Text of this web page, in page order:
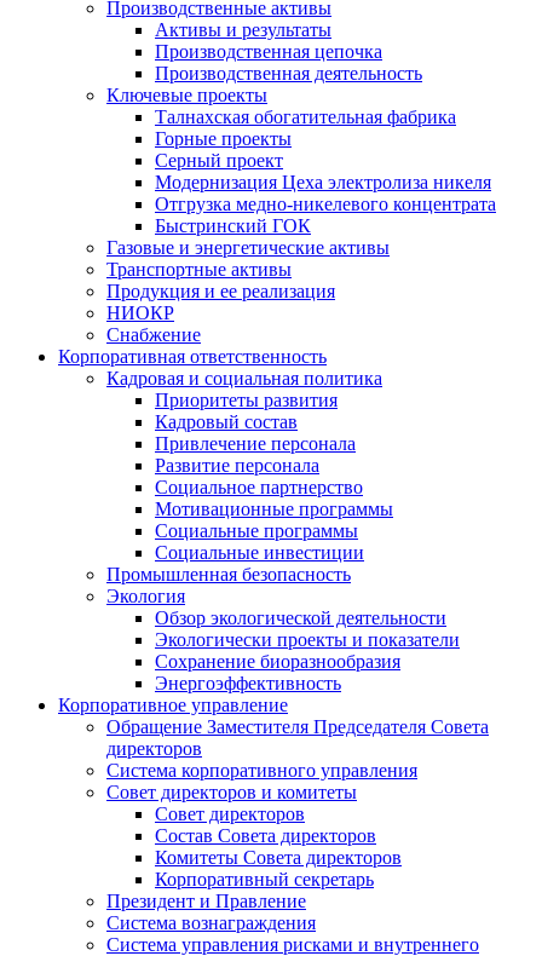
Производственные активы
Активы и результаты
Производственная цепочка
Производственная деятельность
Ключевые проекты
Талнахская обогатительная фабрика
Горные проекты
Серный проект
Модернизация Цеха электролиза никеля
Отгрузка медно-никелевого концентрата
Быстринский ГОК
Газовые и энергетические активы
Транспортные активы
Продукция и ее реализация
НИОКР
Снабжение
Корпоративная ответственность
Кадровая и социальная политика
Приоритеты развития
Кадровый состав
Привлечение персонала
Развитие персонала
Социальное партнерство
Мотивационные программы
Социальные программы
Социальные инвестиции
Промышленная безопасность
Экология
Обзор экологической деятельности
Экологически проекты и показатели
Сохранение биоразнообразия
Энергоэффективность
Корпоративное управление
Обращение Заместителя Председателя Совета
директоров
Система корпоративного управления
Совет директоров и комитеты
Совет директоров
Состав Совета директоров
Комитеты Совета директоров
Корпоративный секретарь
Президент и Правление
Система вознаграждения
Система управления рисками и внутреннего